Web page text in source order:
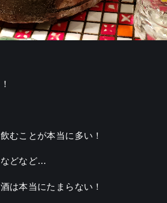
むことが本当に多い！
どなど…
は本当にたまらない！